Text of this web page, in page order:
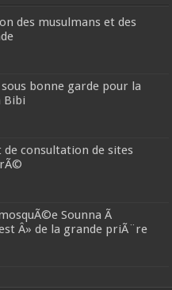
des musulmans et des
bonne garde pour la
Bibi
de consultation de sites
Sounna Ã
Â» de la grande priÃ¨re